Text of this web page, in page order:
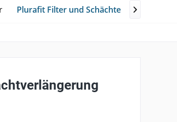
Plurafit Filter und Schächte 